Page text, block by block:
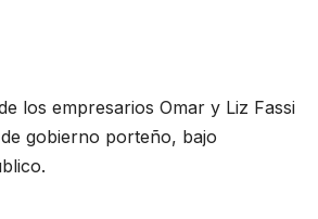
los empresarios Omar y Liz Fassi
gobierno porteño, bajo